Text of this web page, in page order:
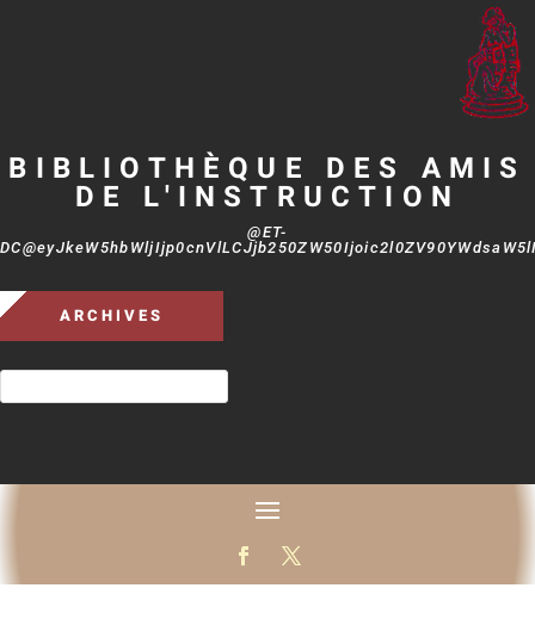
BIBLIOTHÈQUE DES AMIS
DE L'INSTRUCTION
@ET-
ARCHIVES